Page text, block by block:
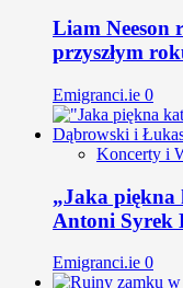
Liam Neeson
przyszłym
Emigranci.ie 0
Koncerty i
„Jaka
Antoni Syrek
Emigranci.ie 0